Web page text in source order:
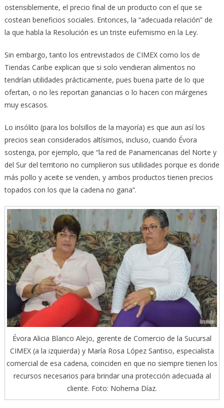
ostensiblemente, el precio final de un producto con el que se
costean beneficios sociales. Entonces, la “adecuada relación” de
la que habla la Resolución es un triste eufemismo en la Ley.
Sin embargo, tanto los entrevistados de CIMEX como los de
Tiendas Caribe explican que si solo vendieran alimentos no
tendrían utilidades prácticamente, pues buena parte de lo que
ofertan, o no les reportan ganancias o lo hacen con márgenes
muy escasos.
Lo insólito (para los bolsillos de la mayoría) es que aun así los
precios sean considerados altísimos, incluso, cuando Évora
sostenga, por ejemplo, que “la red de Panamericanas del Norte y
del Sur del territorio no cumplieron sus utilidades porque es donde
más pollo y aceite se venden, y ambos productos tienen precios
topados con los que la cadena no gana”.
Évora Alicia Blanco Alejo, gerente de Comercio de la Sucursal
CIMEX (a la izquierda) y María Rosa López Santiso, especialista
comercial de esa cadena, coinciden en que no siempre tienen los
recursos necesarios para brindar una protección adecuada al
cliente. Foto: Nohema Díaz.